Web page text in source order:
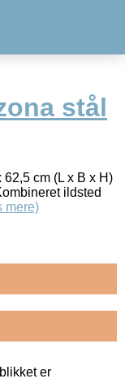
stål
cm (L x B x H)
ildsted
mere)
er